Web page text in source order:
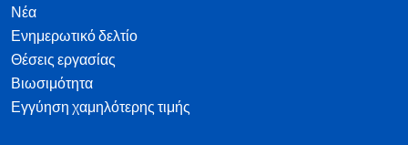
Νέα
Ενημερωτικό δελτίο
Θέσεις εργασίας
Βιωσιμότητα
Εγγύηση χαμηλότερης τιμής